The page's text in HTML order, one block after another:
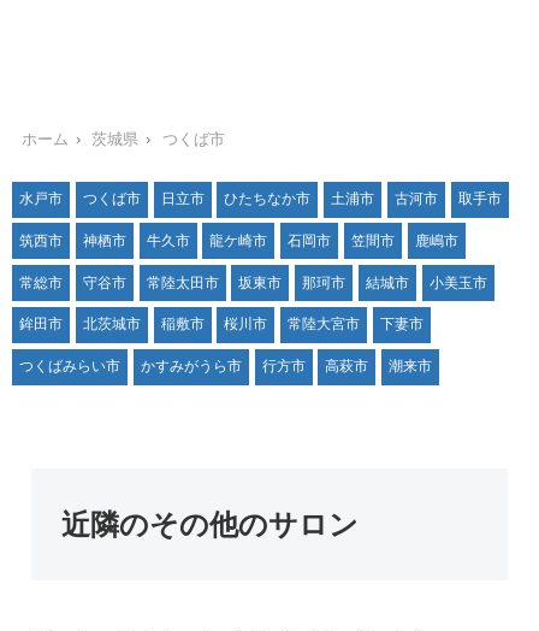
ホーム 茨城県 つくば市
水戸市 つくば市 日立市 ひたちなか市 土浦市 古河市 取手市
筑西市 神栖市 牛久市 龍ケ崎市 石岡市 笠間市 鹿嶋市
常総市 守谷市 常陸太田市 坂東市 那珂市 結城市 小美玉市
鉾田市 北茨城市 稲敷市 桜川市 常陸大宮市 下妻市
つくばみらい市 かすみがうら市 行方市 高萩市 潮来市
近隣のその他のサロン